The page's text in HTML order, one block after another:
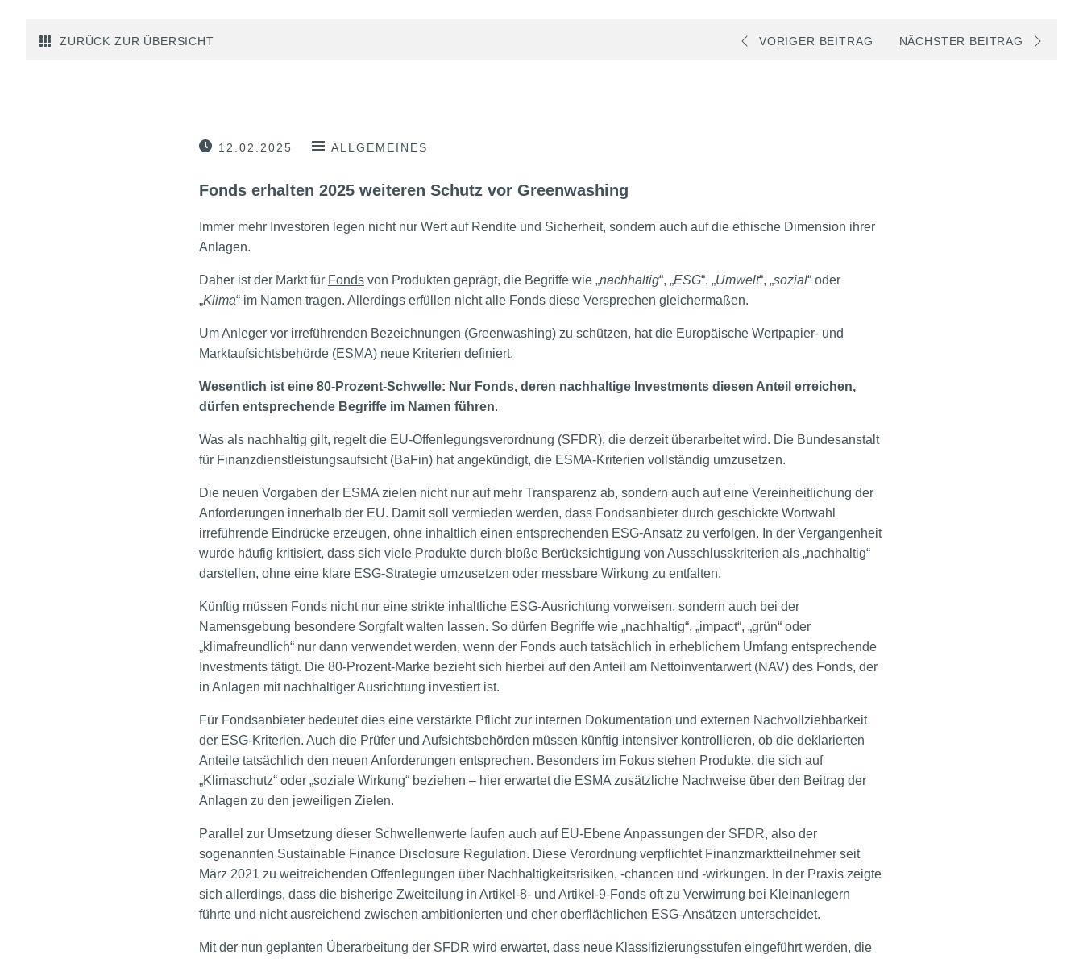
ZURÜCK ZUR ÜBERSICHT VORIGER BEITRAG NÄCHSTER BEITRAG
12.02.2025 ALLGEMEINES
Fonds erhalten 2025 weiteren Schutz vor Greenwashing
Immer mehr Investoren legen nicht nur Wert auf Rendite und Sicherheit, sondern auch auf die ethische Dimension ihrer
Anlagen.
Daher ist der Markt für Fonds von Produkten geprägt, die Begriffe wie „nachhaltig“, „ESG“, „Umwelt“, „sozial“ oder
„Klima“ im Namen tragen. Allerdings erfüllen nicht alle Fonds diese Versprechen gleichermaßen.
Um Anleger vor irreführenden Bezeichnungen (Greenwashing) zu schützen, hat die Europäische Wertpapier- und
Marktaufsichtsbehörde (ESMA) neue Kriterien definiert.
Wesentlich ist eine 80-Prozent-Schwelle: Nur Fonds, deren nachhaltige Investments diesen Anteil erreichen,
dürfen entsprechende Begriffe im Namen führen.
Was als nachhaltig gilt, regelt die EU-Offenlegungsverordnung (SFDR), die derzeit überarbeitet wird. Die Bundesanstalt
für Finanzdienstleistungsaufsicht (BaFin) hat angekündigt, die ESMA-Kriterien vollständig umzusetzen.
Die neuen Vorgaben der ESMA zielen nicht nur auf mehr Transparenz ab, sondern auch auf eine Vereinheitlichung der
Anforderungen innerhalb der EU. Damit soll vermieden werden, dass Fondsanbieter durch geschickte Wortwahl
irreführende Eindrücke erzeugen, ohne inhaltlich einen entsprechenden ESG-Ansatz zu verfolgen. In der Vergangenheit
wurde häufig kritisiert, dass sich viele Produkte durch bloße Berücksichtigung von Ausschlusskriterien als „nachhaltig“
darstellen, ohne eine klare ESG-Strategie umzusetzen oder messbare Wirkung zu entfalten.
Künftig müssen Fonds nicht nur eine strikte inhaltliche ESG-Ausrichtung vorweisen, sondern auch bei der
Namensgebung besondere Sorgfalt walten lassen. So dürfen Begriffe wie „nachhaltig“, „impact“, „grün“ oder
„klimafreundlich“ nur dann verwendet werden, wenn der Fonds auch tatsächlich in erheblichem Umfang entsprechende
Investments tätigt. Die 80-Prozent-Marke bezieht sich hierbei auf den Anteil am Nettoinventarwert (NAV) des Fonds, der
in Anlagen mit nachhaltiger Ausrichtung investiert ist.
Für Fondsanbieter bedeutet dies eine verstärkte Pflicht zur internen Dokumentation und externen Nachvollziehbarkeit
der ESG-Kriterien. Auch die Prüfer und Aufsichtsbehörden müssen künftig intensiver kontrollieren, ob die deklarierten
Anteile tatsächlich den neuen Anforderungen entsprechen. Besonders im Fokus stehen Produkte, die sich auf
„Klimaschutz“ oder „soziale Wirkung“ beziehen – hier erwartet die ESMA zusätzliche Nachweise über den Beitrag der
Anlagen zu den jeweiligen Zielen.
Parallel zur Umsetzung dieser Schwellenwerte laufen auch auf EU-Ebene Anpassungen der SFDR, also der
sogenannten Sustainable Finance Disclosure Regulation. Diese Verordnung verpflichtet Finanzmarktteilnehmer seit
März 2021 zu weitreichenden Offenlegungen über Nachhaltigkeitsrisiken, -chancen und -wirkungen. In der Praxis zeigte
sich allerdings, dass die bisherige Zweiteilung in Artikel-8- und Artikel-9-Fonds oft zu Verwirrung bei Kleinanlegern
führte und nicht ausreichend zwischen ambitionierten und eher oberflächlichen ESG-Ansätzen unterscheidet.
Mit der nun geplanten Überarbeitung der SFDR wird erwartet, dass neue Klassifizierungsstufen eingeführt werden, die